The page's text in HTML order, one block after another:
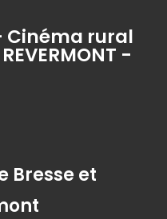
Cinéma rural
-
Bresse et